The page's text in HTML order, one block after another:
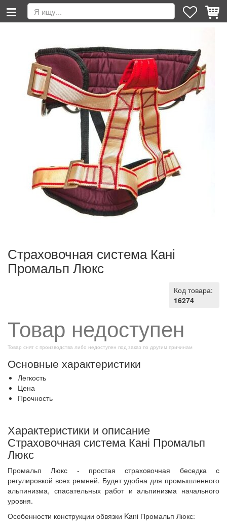
Страховочная система Кані
Промальп Люкс
Код товара:
16274
Товар недоступен
Товар снят с производства либо недоступен под заказ по другим причинам
Основные характеристики
Легкость
Цена
Прочность
Характеристики и описание
Страховочная система Кані Промальп
Люкс
Промальп Люкс - простая страховочная беседка с
регулировкой всех ремней. Будет удобна для промышленного
альпинизма, спасательных работ и альпинизма начального
уровня.
Особенности конструкции обвязки Kani Промальп Люкс: